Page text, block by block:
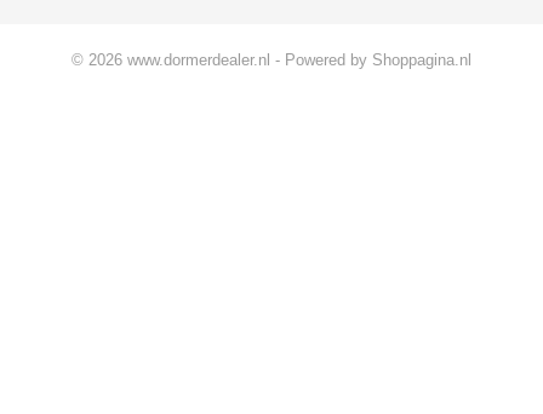
© 2026 www.dormerdealer.nl - Powered by Shoppagina.nl